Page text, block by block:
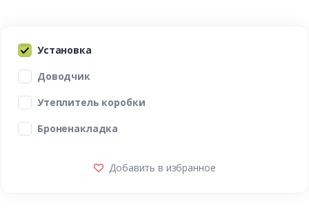
Установка
Доводчик
Утеплитель коробки
Броненакладка
Добавить в избранное